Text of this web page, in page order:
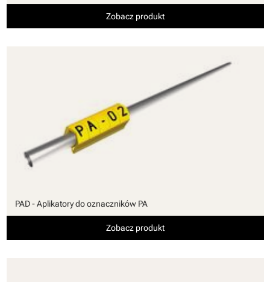
Zobacz produkt
PAD - Aplikatory do oznaczników PA
Zobacz produkt